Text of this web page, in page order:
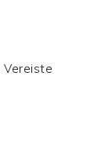
Vereiste